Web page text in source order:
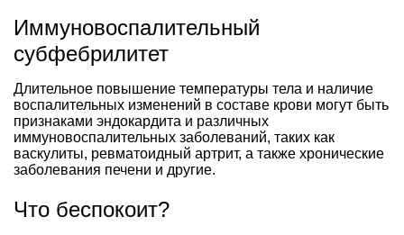
Иммуновоспалительный
субфебрилитет
Длительное повышение температуры тела и наличие
воспалительных изменений в составе крови могут быть
признаками эндокардита и различных
иммуновоспалительных заболеваний, таких как
васкулиты, ревматоидный артрит, а также хронические
заболевания печени и другие.
Что беспокоит?